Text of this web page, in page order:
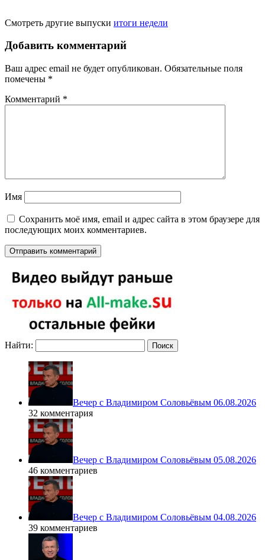
Смотреть другие выпуски итоги недели
Добавить комментарий
Ваш адрес email не будет опубликован. Обязательные поля
помечены *
Комментарий *
Имя
Сохранить моё имя, email и адрес сайта в этом браузере для
последующих моих комментариев.
Найти:
Вечер с Владимиром Соловьёвым 06.08.2026
32 комментария
Вечер с Владимиром Соловьёвым 05.08.2026
46 комментариев
Вечер с Владимиром Соловьёвым 04.08.2026
39 комментариев